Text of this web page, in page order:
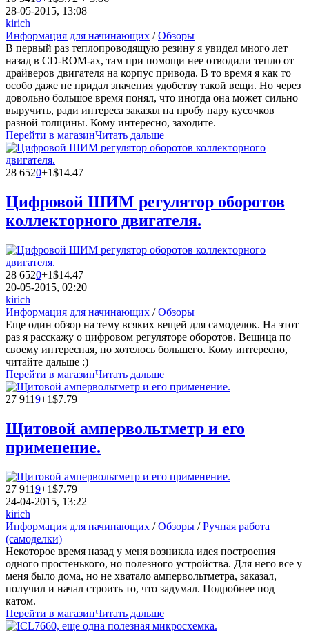
28-05-2015, 13:08
kirich
Информация для начинающих /Обзоры
В первый раз теплопроводящую резину я увидел много лет
назад в CD-ROM-ах, там при помощи нее отводили тепло от
драйверов двигателя на корпус привода. В то время я как то
особо даже не придал значения удобству такой вещи. Но через
довольно большое время понял, что иногда она может сильно
выручить, ради интереса заказал на пробу пару кусочков
разной толщины. Кому интересно, заходите.
Перейти в магазинЧитать дальше
28 6520+1$14.47
Цифровой ШИМ регулятор оборотов
коллекторного двигателя.
28 6520+1$14.47
20-05-2015, 02:20
kirich
Информация для начинающих /Обзоры
Еще один обзор на тему всяких вещей для самоделок. На этот
раз я расскажу о цифровом регуляторе оборотов. Вещица по
своему интересная, но хотелось большего. Кому интересно,
читайте дальше :)
Перейти в магазинЧитать дальше
27 9119+1$7.79
Щитовой ампервольтметр и его
применение.
27 9119+1$7.79
24-04-2015, 13:22
kirich
Информация для начинающих /Обзоры /Ручная работа
(самоделки)
Некоторое время назад у меня возникла идея построения
одного простенького, но полезного устройства. Для него все у
меня было дома, но не хватало ампервольтметра, заказал,
получил и начал строить то, что задумал. Подробнее под
катом.
Перейти в магазинЧитать дальше